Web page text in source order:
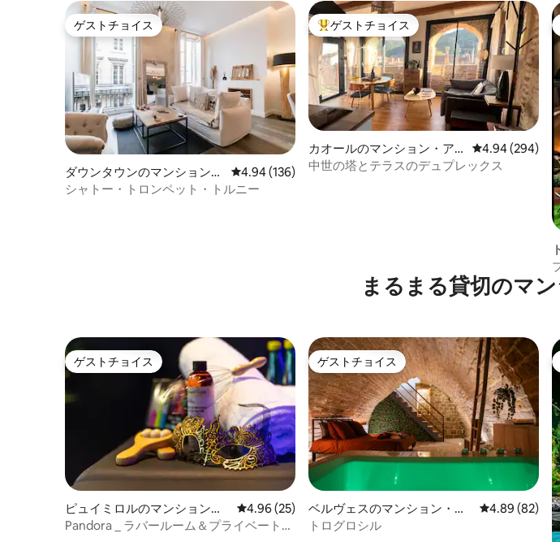
日は無料です。 基本的な調理用品（調味
料、油、酢など）やその他の朝食用品
（コーヒー、紅茶、砂糖など）が用意さ
れています。Wi-Fi接続をご利用いただけ
ます。ベッドリネン、シーツ、タオルが
用意されています。 洗濯機用の洗剤もご
用意しております。洗濯機には乾燥機も
付いています。 寝室に関する情報、2名様
でソファーベッドをご利用になる場合
は、ご到着時に1泊あたり7.5ユーロの追加
料金を直接お支払いいただきます。この
追加の寝具をご用意できるよう、この場
合は事前にお知らせください。 ご到着時
宿泊人数によって徴収されます。 税金（1
人1泊あたり0.80ユーロ）は、宿泊施設の
カテゴリーと宿泊人数によって異なりま
す。 この税金はすでに料金に含まれてい
ます。その後、管理者に還元されます。
滞在税参照番号：PPY302HTE
ゲストチョイス
ゲストチョイス
ダウンタウンのマンション・
アパート
レビュー136件、5つ星中4.94つ星の平均評価
4.94 (136)
シャトー・トロンペット・トルニー
大好評のゲストチョイスです。
ゲストチョイス
カオールのマンション・ア
パート
レビュー294件
4.94 (294)
中世の塔とテラスのデュプレックス
まるまる貸切のマ
ゲストチョイス
ゲストチョイス
ピュイミロルのマンション・
アパート
レビュー25件、5つ星中4.96つ星の平均評価
4.96 (25)
Pandora _ ラバールーム＆プライベートジ
ゲストチョイス
ゲストチョイス
ベルヴェスのマンション・ア
パート
レビュー82件
4.89 (82)
トログロシル